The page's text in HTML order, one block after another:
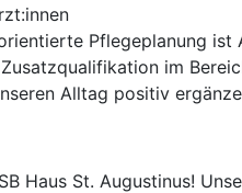
Pflegeplanung
im
Alltag positiv
Haus St. Augustinus!